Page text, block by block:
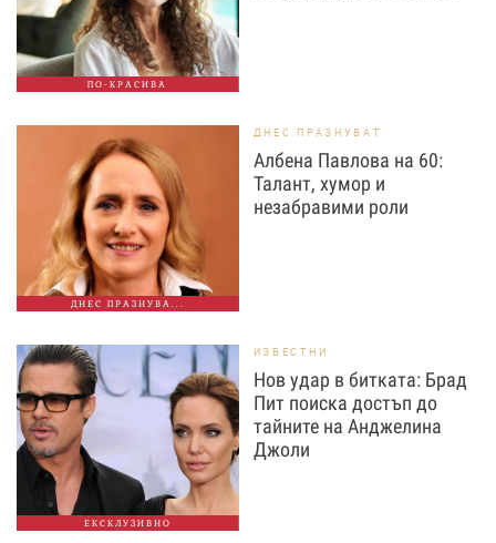
ПО-КРАСИВА
ДНЕС ПРАЗНУВА...
ДНЕС ПРАЗНУВАТ
Албена Павлова на 60:
Талант, хумор и
незабравими роли
ЕКСКЛУЗИВНО
ИЗВЕСТНИ
Нов удар в битката: Брад
Пит поиска достъп до
тайните на Анджелина
Джоли